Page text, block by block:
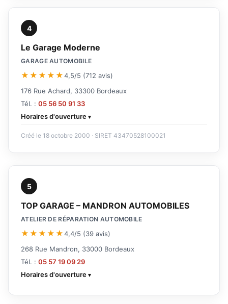
4
Le Garage Moderne
GARAGE AUTOMOBILE
★★★★★4,5/5 (712 avis)
176 Rue Achard, 33300 Bordeaux
Tél. : 05 56 50 91 33
Horaires d'ouverture
Créé le 18 octobre 2000 · SIRET 43470528100021
5
TOP GARAGE – MANDRON AUTOMOBILES
ATELIER DE RÉPARATION AUTOMOBILE
★★★★★4,4/5 (39 avis)
268 Rue Mandron, 33000 Bordeaux
Tél. : 05 57 19 09 29
Horaires d'ouverture